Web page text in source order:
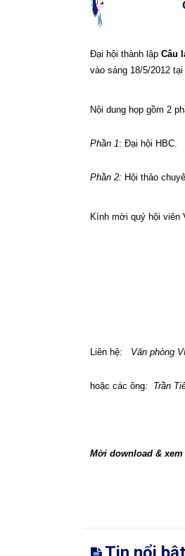
Đại hội thành lập Câu
vào sáng 18/5/2012
Nội dung họp gồm 2
Phần 1: Đại hội HBC.
Phần 2: Hội thảo
Kính mời quý hội viên
Liên hệ: Văn phòng
hoặc các ông: Trần
Mời download &